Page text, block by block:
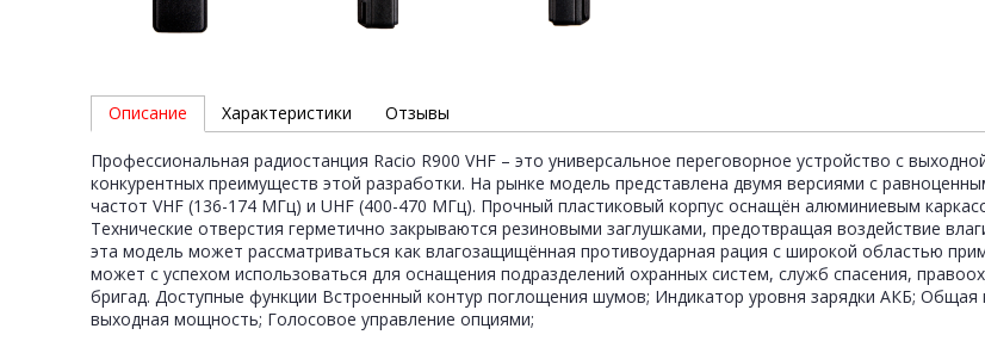
Описание
Профессиональная радиостанция Racio R900 VHF – это универсальное переговорное устройство с
конкурентных преимуществ этой разработки. На рынке модель представлена двумя версиями с
частот VHF (136-174 МГц) и UHF (400-470 МГц). Прочный пластиковый корпус оснащён алюминиевым
Технические отверстия герметично закрываются резиновыми заглушками, предотвращая воздействие
эта модель может рассматриваться как влагозащищённая противоударная рация с широкой областью
может с успехом использоваться для оснащения подразделений охранных систем, служб спасения,
бригад. Доступные функции Встроенный контур поглощения шумов; Индикатор уровня зарядки АКБ;
выходная мощность; Голосовое управление опциями;
Характеристики Отзывы